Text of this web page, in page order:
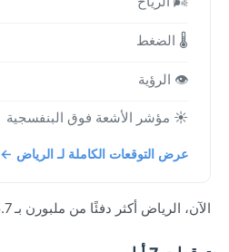
🌡️ الضغط
👁️ الرؤية
☀️ مؤشر الأشعة فوق البنفسجية
عرض التوقعات الكاملة لـ الرياض ←
الآن، الرياض أكثر دفئًا من ملبورن بـ 25.7°C.